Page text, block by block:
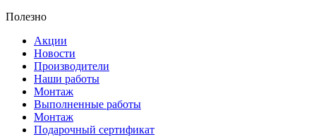
Полезно
Акции
Новости
Производители
Наши работы
Монтаж
Выполненные работы
Монтаж
Подарочный сертификат